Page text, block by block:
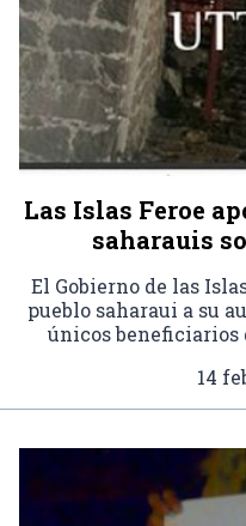
Las Islas Feroe
saharauis
El Gobierno de las
pueblo saharaui a su
únicos beneficiarios
14